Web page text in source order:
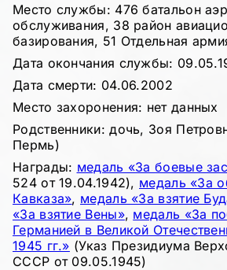
Место службы: 476 батальон
обслуживания, 38 район
базирования, 51 Отдельная
Дата окончания службы:
Дата смерти: 04.06.2002
Место захоронения: нет данных
Родственники: дочь, Зоя
Пермь)
Награды: медаль «За боевые
524 от 19.04.1942), медаль «За
Кавказа», медаль «За взятие
«За взятие Вены», медаль «За
Германией в Великой
1945 гг.» (Указ Президиума
СССР от 09.05.1945)